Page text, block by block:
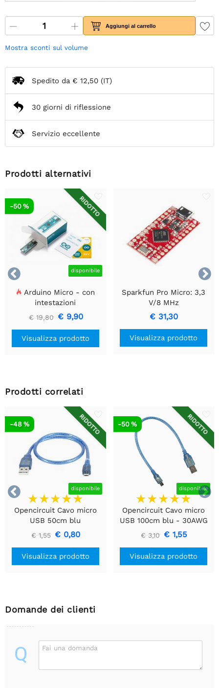
Aggiungi al carrello
Mostra sconti sul volume
Spedito da € 12,50 (IT)
30 giorni di riflessione
Servizio eccellente
Prodotti alternativi


RIDOTTO
disponibile
-50 %
Arduino Micro - con
intestazioni
€ 19,80 € 9,90
Visualizza prodotto
Sparkfun Pro Micro: 3,3
V/8 MHz
€ 31,30
Visualizza prodotto
Prodotti correlati


RIDOTTO
disponibile
-48 %
Opencircuit Cavo micro
USB 50cm blu
€ 1,55 € 0,80
Visualizza prodotto
RIDOTTO
disponibile
-50 %
Opencircuit Cavo micro
USB 100cm blu - 30AWG
€ 3,10 € 1,55
Visualizza prodotto
Domande dei clienti
Q Fai una domanda